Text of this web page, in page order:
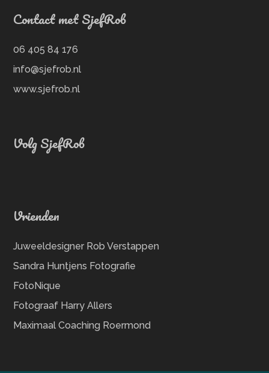
Contact met SjefRob
06 405 84 176
info@sjefrob.nl
www.sjefrob.nl
Volg SjefRob
Vrienden
Juweeldesigner Rob Verstappen
Sandra Huntjens Fotografie
FotoNique
Fotograaf Harry Allers
Maximaal Coaching Roermond